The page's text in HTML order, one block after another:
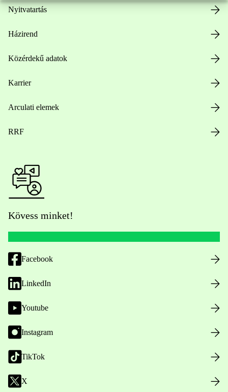
Nyitvatartás
Házirend
Közérdekű adatok
Karrier
Arculati elemek
RRF
Kövess minket!
Facebook
LinkedIn
Youtube
Instagram
TikTok
X